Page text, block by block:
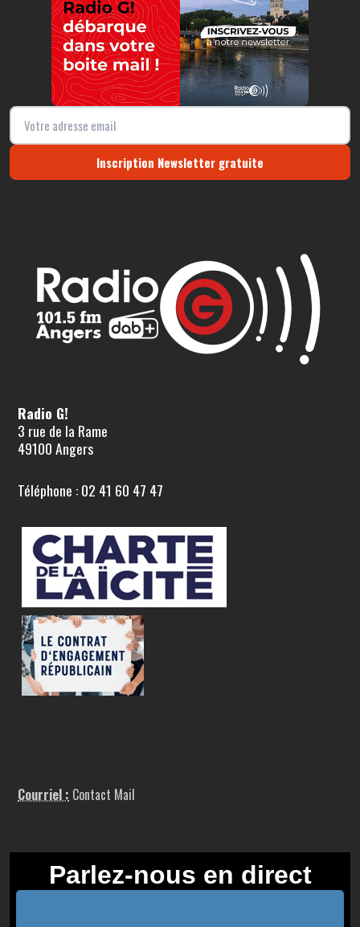
Inscription Newsletter gratuite
Radio G!
3 rue de la Rame
49100 Angers
Téléphone : 02 41 60 47 47
Courriel : Contact Mail